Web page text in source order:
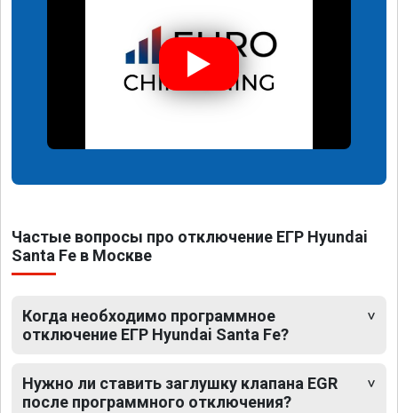
Частые вопросы про отключение ЕГР Hyundai
Santa Fe в Москве
Когда необходимо программное
отключение ЕГР Hyundai Santa Fe?
Нужно ли ставить заглушку клапана EGR
после программного отключения?